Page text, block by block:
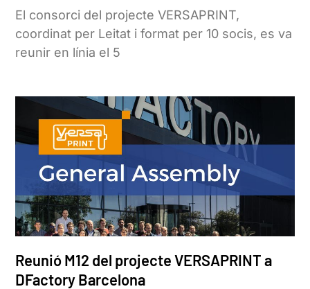
El consorci del projecte VERSAPRINT,
coordinat per Leitat i format per 10 socis, es va
reunir en línia el 5
Reunió M12 del projecte VERSAPRINT a
DFactory Barcelona